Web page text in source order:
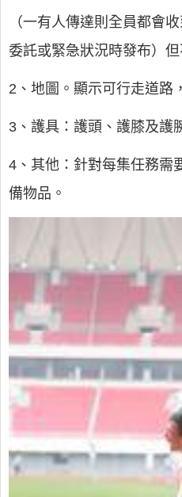
（一有人傳達則全員都會
委託或緊急狀況時發布）但
2、地圖。顯示可行走道路
3、護具：護頭、護膝及護
4、其他：針對每集任務需
備物品。